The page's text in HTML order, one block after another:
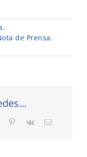
,
de Prensa,
Tumblr Pinterest
Vk
Correo